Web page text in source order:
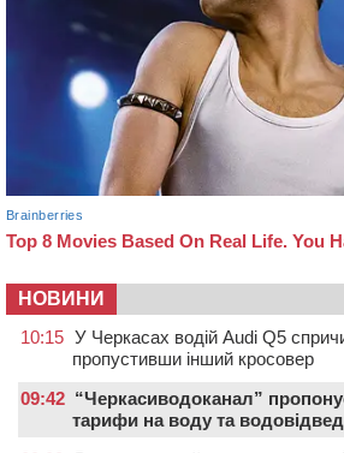
НОВИНИ
10:15 У Черкасах водій Audi Q5
пропустивши інший кросовер
09:42 “Черкасиводоканал”
тарифи на воду та